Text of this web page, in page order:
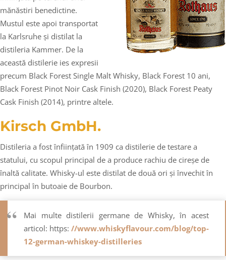
mănăstiri benedictine.
Mustul este apoi transportat
la Karlsruhe și distilat la
distileria Kammer. De la
această distilerie ies expresii
precum Black Forest Single Malt Whisky, Black Forest 10 ani,
Black Forest Pinot Noir Cask Finish (2020), Black Forest Peaty
Cask Finish (2014), printre altele.
Kirsch GmbH.
Distileria a fost înființată în 1909 ca distilerie de testare a
statului, cu scopul principal de a produce rachiu de cireșe de
înaltă calitate. Whisky-ul este distilat de două ori și învechit în
principal în butoaie de Bourbon.
Mai multe distilerii germane de Whisky, în acest
articol: https: //www.whiskyflavour.com/blog/top-
12-german-whiskey-distilleries